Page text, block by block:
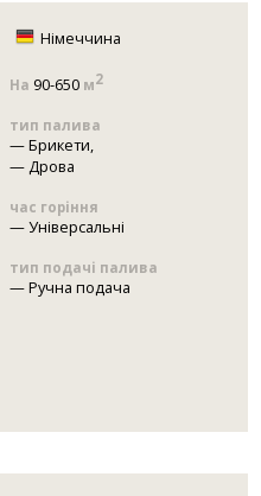
Німеччина
На 90-650 м2
тип палива
—Брикети,
—Дрова
час горіння
—Універсальні
тип подачі палива
—Ручна подача